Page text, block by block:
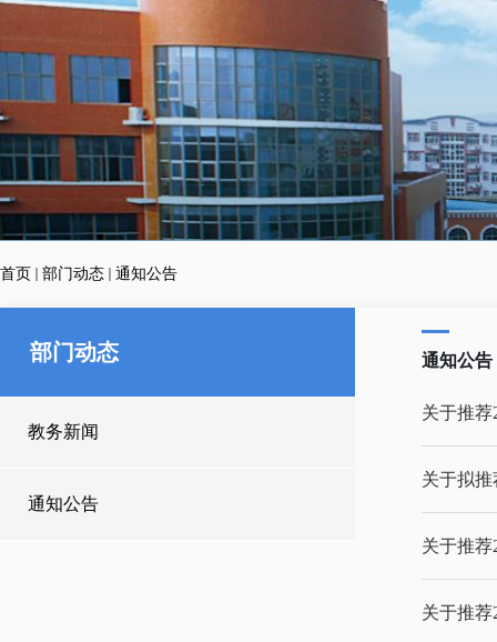
首页 部门动态 通知公告
部门动态
教务新闻
通知公告
通知公告
关于推
关于拟推
关于推
关于推